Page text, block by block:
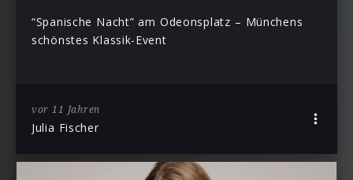
“Spanische Nacht” am Odeonsplatz – Münchens
schönstes Klassik-Event
vor 11 Jahren
Julia Fischer